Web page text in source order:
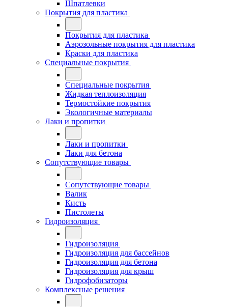
Шпатлевки
Покрытия для пластика
Покрытия для пластика
Аэрозольные покрытия для пластика
Краски для пластика
Специальные покрытия
Специальные покрытия
Жидкая теплоизоляция
Термостойкие покрытия
Экологичные материалы
Лаки и пропитки
Лаки и пропитки
Лаки для бетона
Сопутствующие товары
Сопутствующие товары
Валик
Кисть
Пистолеты
Гидроизоляция
Гидроизоляция
Гидроизоляция для бассейнов
Гидроизоляция для бетона
Гидроизоляция для крыш
Гидрофобизаторы
Комплексные решения